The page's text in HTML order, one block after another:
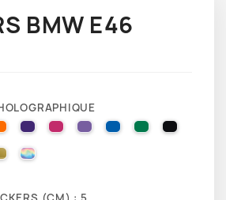
BMW E46
YELLOW
035 PASTEL ORANGE
040 VIOLET
041 PINK043 LAVENDER
051 GENTIAN BLUE
061 GREEN
070
091 GOLD000 HOLOGRAPHIQUE